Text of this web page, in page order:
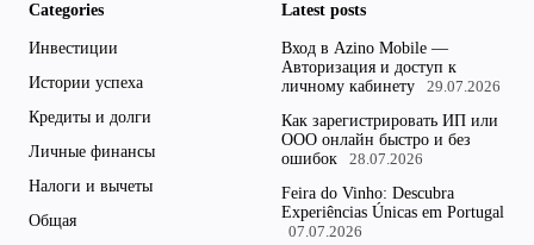
Categories
Инвестиции
Истории успеха
Кредиты и долги
Личные финансы
Налоги и вычеты
Общая
Latest posts
Вход в Azino Mobile —
Авторизация и доступ к
личному кабинету
29.07.2026
Как зарегистрировать ИП или
ООО онлайн быстро и без
ошибок
28.07.2026
Feira do Vinho: Descubra
Experiências Únicas em Portugal
07.07.2026